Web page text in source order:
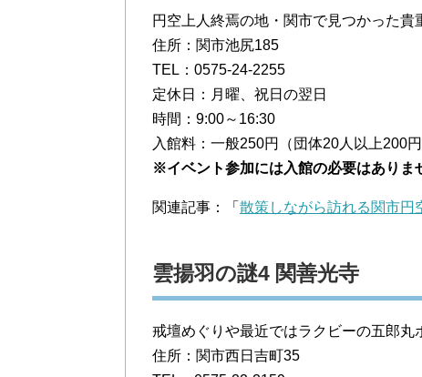
円空上人終焉の地・関市で見つかった貴
住所：関市池尻185
TEL：0575-24-2255
定休日：月曜、祝日の翌日
時間：9:00～16:30
入館料：一般250円（団体20人以上200
※イベント参加には入館の必要はありま
関連記事：「 散策しながら訪れる関市円
雲揚羽の謎4 関善光寺
戒壇めぐりや最近ではラクビーの五郎丸
住所：関市西日吉町35